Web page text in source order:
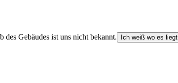
des Gebäudes ist uns nicht bekannt.
Ich weiß wo es liegt